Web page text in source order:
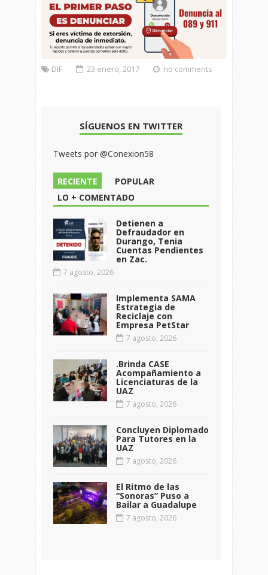
DIF 23 enero, 2017 no comments
SÍGUENOS EN TWITTER
Tweets por @Conexion58
RECIENTE
POPULAR
LO + COMENTADO
Detienen a
Defraudador en
Durango, Tenia
Cuentas Pendientes
en Zac.
7 agosto, 2026
Implementa SAMA
Estrategia de
Reciclaje con
Empresa PetStar
7 agosto, 2026
.Brinda CASE
Acompañamiento a
Licenciaturas de la
UAZ
7 agosto, 2026
Concluyen Diplomado
Para Tutores en la
UAZ
7 agosto, 2026
El Ritmo de las
“Sonoras” Puso a
Bailar a Guadalupe
7 agosto, 2026